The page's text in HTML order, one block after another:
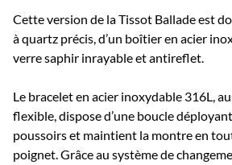
Cette version de la Tissot Ballade est
à quartz précis, d’un boîtier en acier
verre saphir inrayable et antireflet.
Le bracelet en acier inoxydable 316L,
flexible, dispose d’une boucle
poussoirs et maintient la montre en
poignet. Grâce au système de